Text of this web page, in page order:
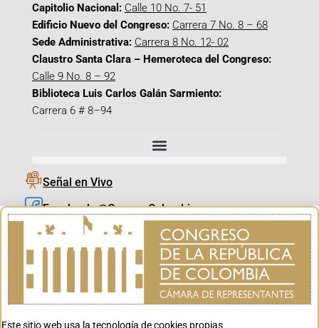
Capitolio Nacional: Calle 10 No. 7- 51
Edificio Nuevo del Congreso: Carrera 7 No. 8 – 68
Sede Administrativa: Carrera 8 No. 12- 02
Claustro Santa Clara – Hemeroteca del Congreso:
Calle 9 No. 8 – 92
Biblioteca Luis Carlos Galán Sarmiento:
Carrera 6 # 8–94
Señal en Vivo
Facebook_@CamaraColombia
Instagram_@CamaraColombia
X_@CamaraColombia
Youtube_@CamaraColombia
Este sitio web usa la tecnología de cookies propias